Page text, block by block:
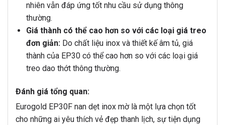
nhiên vẫn đáp ứng tốt nhu cầu sử dụng thông
thường.
Giá thành có thể cao hơn so với các loại giá treo
đơn giản:Do chất liệu inox và thiết kế âm tủ, giá
thành của EP30 có thể cao hơn so với các loại giá
treo dao thớt thông thường.
Đánh giá tổng quan:
Eurogold EP30F nan dẹt inox mờ là một lựa chọn tốt
cho những ai yêu thích vẻ đẹp thanh lịch, sự tiện dụng